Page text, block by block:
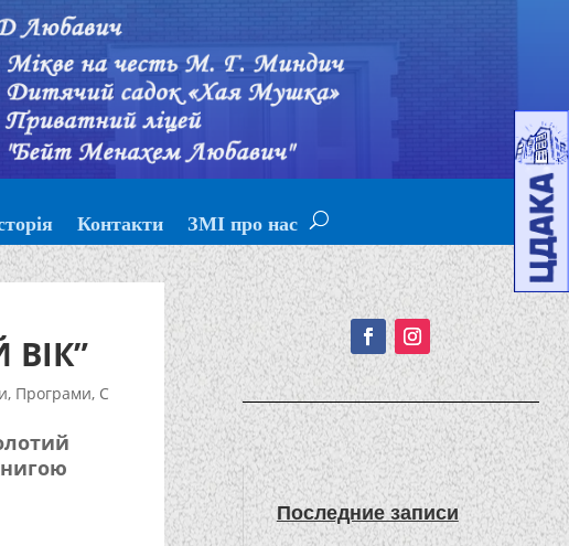
Контакти ЗМІ про нас
, Програми, С
Подписывайтесь!
Последние записи